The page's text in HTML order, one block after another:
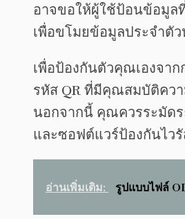
อาจขอให้ผู้ใช้ป้อนข้อมูล
เพื่อขโมยข้อมูลประจำตัว
เพื่อป้องกันตัวคุณเองจา
รหัส QR ที่มีคุณสมบัติคว
นอกจากนี้ คุณควรระมัด
และซอฟต์แวร์ป้องกันไว
อ่านเพิ่มเติม: รูปแบบไฟล์